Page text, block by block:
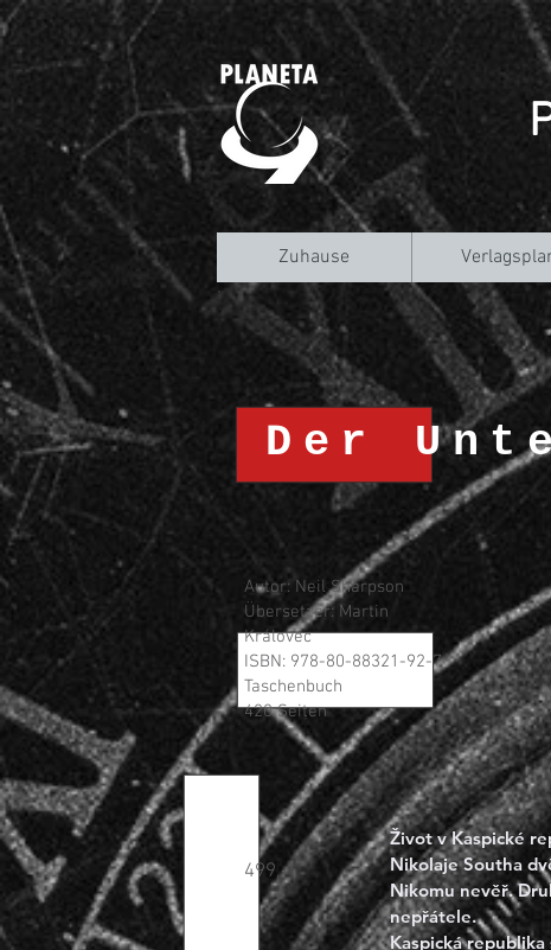
Zuhause
Der
Autor: Neil Sharpson
Übersetzer: Martin
Královec
ISBN: 978-80-88321-92-7
Taschenbuch
420 Seiten
499,-
Život v Kaspické
Nikolaje Southa
Nikomu nevěř.
nepřátele.
Kaspická republika